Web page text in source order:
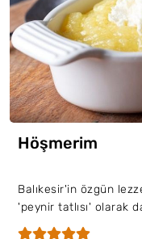
Höşmerim
Balıkesir'in özgün
'peynir tatlısı' olarak